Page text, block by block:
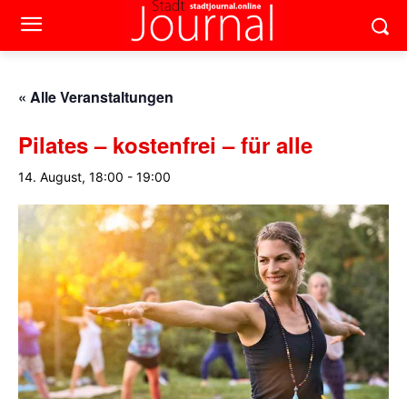
« Alle Veranstaltungen
Pilates – kostenfrei – für alle
14. August, 18:00 - 19:00